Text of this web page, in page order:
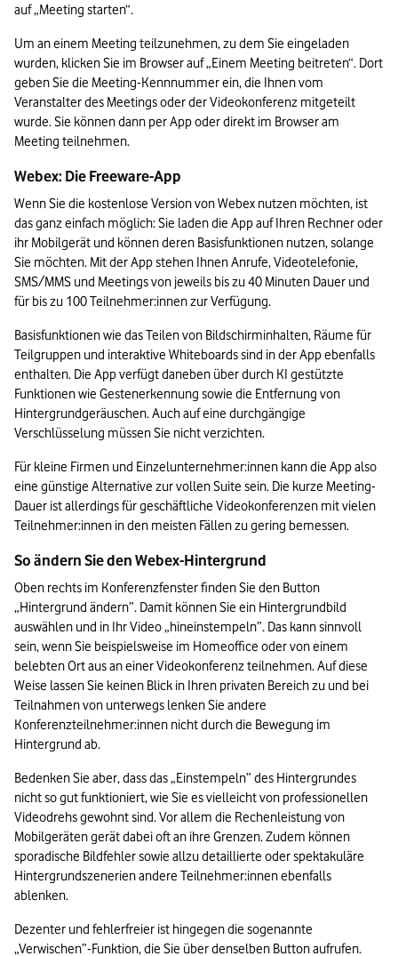
auf „Meeting starten“.
Um an einem Meeting teilzunehmen, zu dem Sie eingeladen
wurden, klicken Sie im Browser auf „Einem Meeting beitreten“. Dort
geben Sie die Meeting-Kennnummer ein, die Ihnen vom
Veranstalter des Meetings oder der Videokonferenz mitgeteilt
wurde. Sie können dann per App oder direkt im Browser am
Meeting teilnehmen.
Webex: Die Freeware-App
Wenn Sie die kostenlose Version von Webex nutzen möchten, ist
das ganz einfach möglich: Sie laden die App auf Ihren Rechner oder
ihr Mobilgerät und können deren Basisfunktionen nutzen, solange
Sie möchten. Mit der App stehen Ihnen Anrufe, Videotelefonie,
SMS/MMS und Meetings von jeweils bis zu 40 Minuten Dauer und
für bis zu 100 Teilnehmer:innen zur Verfügung.
Basisfunktionen wie das Teilen von Bildschirminhalten, Räume für
Teilgruppen und interaktive Whiteboards sind in der App ebenfalls
enthalten. Die App verfügt daneben über durch KI gestützte
Funktionen wie Gestenerkennung sowie die Entfernung von
Hintergrundgeräuschen. Auch auf eine durchgängige
Verschlüsselung müssen Sie nicht verzichten.
Für kleine Firmen und Einzelunternehmer:innen kann die App also
eine günstige Alternative zur vollen Suite sein. Die kurze Meeting-
Dauer ist allerdings für geschäftliche Videokonferenzen mit vielen
Teilnehmer:innen in den meisten Fällen zu gering bemessen.
So ändern Sie den Webex-Hintergrund
Oben rechts im Konferenzfenster finden Sie den Button
„Hintergrund ändern”. Damit können Sie ein Hintergrundbild
auswählen und in Ihr Video „hineinstempeln”. Das kann sinnvoll
sein, wenn Sie beispielsweise im Homeoffice oder von einem
belebten Ort aus an einer Videokonferenz teilnehmen. Auf diese
Weise lassen Sie keinen Blick in Ihren privaten Bereich zu und bei
Teilnahmen von unterwegs lenken Sie andere
Konferenzteilnehmer:innen nicht durch die Bewegung im
Hintergrund ab.
Bedenken Sie aber, dass das „Einstempeln” des Hintergrundes
nicht so gut funktioniert, wie Sie es vielleicht von professionellen
Videodrehs gewohnt sind. Vor allem die Rechenleistung von
Mobilgeräten gerät dabei oft an ihre Grenzen. Zudem können
sporadische Bildfehler sowie allzu detaillierte oder spektakuläre
Hintergrundszenerien andere Teilnehmer:innen ebenfalls
ablenken.
Dezenter und fehlerfreier ist hingegen die sogenannte
„Verwischen”-Funktion, die Sie über denselben Button aufrufen.